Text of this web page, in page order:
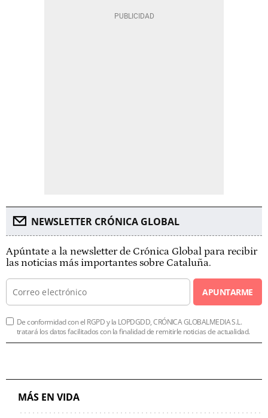
NEWSLETTER CRÓNICA GLOBAL
Apúntate a la newsletter de Crónica Global para recibir
las noticias más importantes sobre Cataluña.
APUNTARME
De conformidad con el RGPD y la LOPDGDD, CRÓNICA GLOBALMEDIA S.L.
tratará los datos facilitados con la finalidad de remitirle noticias de actualidad.
MÁS EN VIDA